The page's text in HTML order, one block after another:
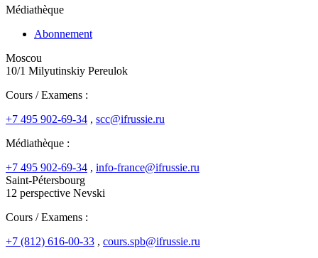
Médiathèque
Abonnement
Moscou
10/1 Milyutinskiy Pereulok
Cours / Examens :
+7 495 902-69-34 , scc@ifrussie.ru
Médiathèque :
+7 495 902-69-34 , info-france@ifrussie.ru
Saint-Pétersbourg
12 perspective Nevski
Cours / Examens :
+7 (812) 616-00-33 , cours.spb@ifrussie.ru